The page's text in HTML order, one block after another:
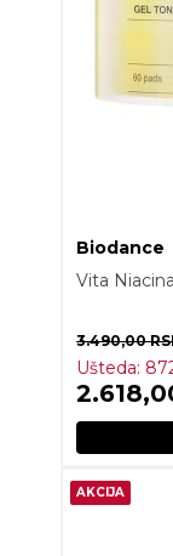
Biodance
Vita
3.490,00
Ušteda:
AKCIJA